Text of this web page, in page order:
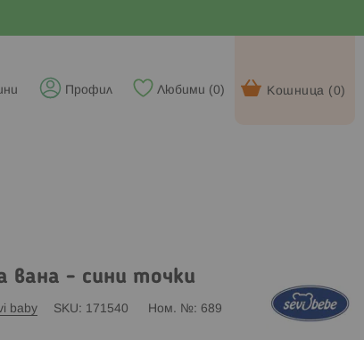
Кошница (0)
Любими (0)
Профил
вана - сини точки
baby SKU 171540 Ном. № 689